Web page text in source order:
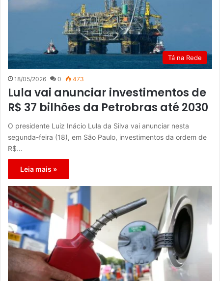
Tá na Rede
18/05/2026 0 473
Lula vai anunciar investimentos de
R$ 37 bilhões da Petrobras até 2030
O presidente Luiz Inácio Lula da Silva vai anunciar nesta
segunda-feira (18), em São Paulo, investimentos da ordem de
R$…
Leia mais »